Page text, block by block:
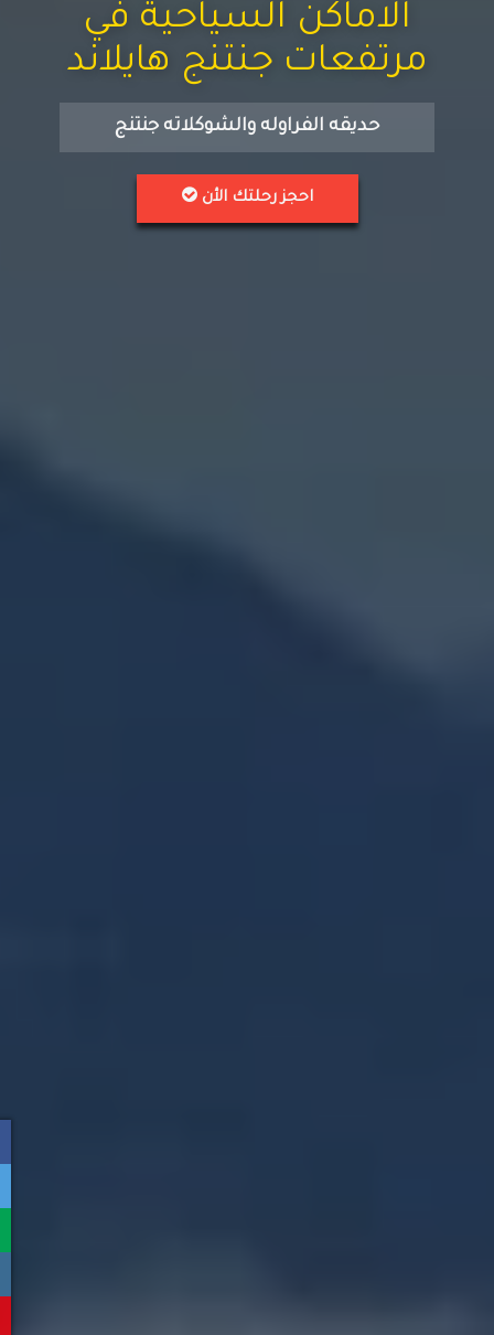
الاماكن السياحية في
مرتفعات جنتنج هايلاند
حديقه الفراوله والشوكلاته جنتنج
احجز رحلتك الأن